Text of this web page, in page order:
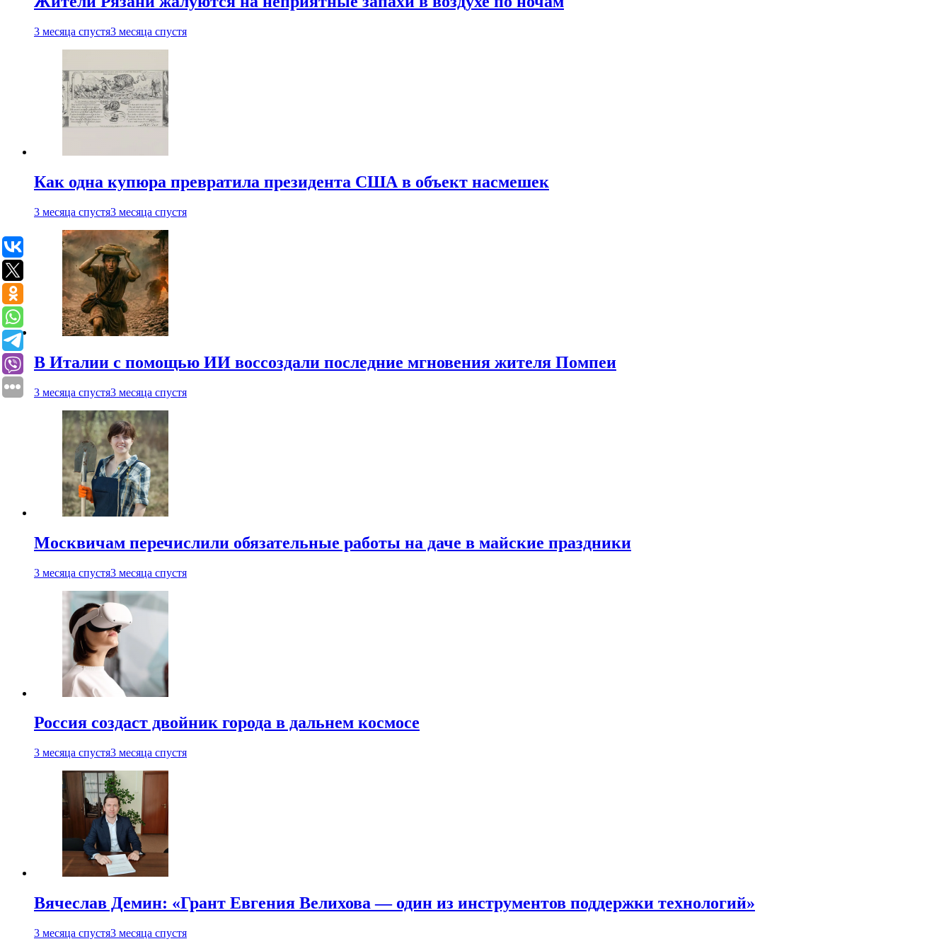
3 месяца спустя3 месяца спустя
Как одна купюра превратила президента США в объект насмешек
3 месяца спустя3 месяца спустя
В Италии с помощью ИИ воссоздали последние мгновения жителя Помпеи
3 месяца спустя3 месяца спустя
Москвичам перечислили обязательные работы на даче в майские праздники
3 месяца спустя3 месяца спустя
Россия создаст двойник города в дальнем космосе
3 месяца спустя3 месяца спустя
Вячеслав Демин: «Грант Евгения Велихова — один из инструментов поддержки технологий»
3 месяца спустя3 месяца спустя